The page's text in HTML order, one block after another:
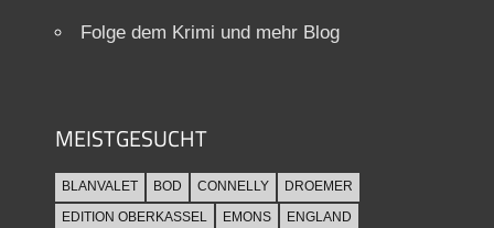
Folge dem Krimi und mehr Blog
MEISTGESUCHT
BLANVALET BOD CONNELLY
DROEMER
EDITION OBERKASSEL
EMONS
ENGLAND